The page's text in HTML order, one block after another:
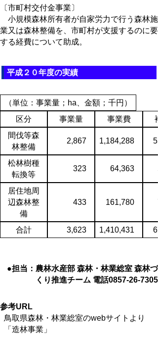
〔市町村交付金事業〕
小規模森林所有者が自家労力で行う森林施
業又は森林整備を、市町村が支援するのに要
する経費について助成。
平成２０年度の実績
（単位：事業量；ha、金額；千円）
区分
事業量 事業費
間伐等森
林整備
2,867 1,184,288
松林樹種
転換等
323 64,363
居住地周
辺森林整
備
433 161,780
合計 3,623 1,410,431
●担当：農林水産部 森林・林業総室 森林づ
くり推進チーム 電話0857-26-7305
参考URL
鳥取県森林・林業総室のwebサイトより
「造林事業」